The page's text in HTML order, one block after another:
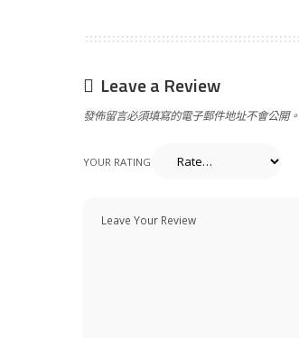
Leave a Review
發佈留言必須填寫的電子郵件地址不會公開。
YOUR RATING